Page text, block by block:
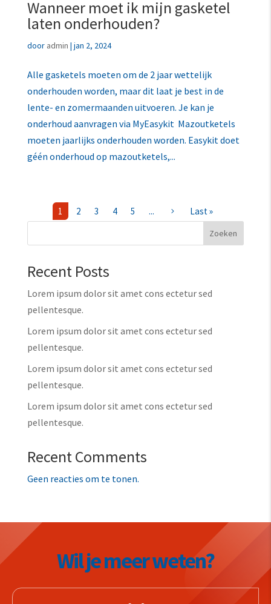
Wanneer moet ik mijn gasketel
laten onderhouden?
door admin | jan 2, 2024
Alle gasketels moeten om de 2 jaar wettelijk
onderhouden worden, maar dit laat je best in de
lente- en zomermaanden uitvoeren. Je kan je
onderhoud aanvragen via MyEasykit Mazoutketels
moeten jaarlijks onderhouden worden. Easykit doet
géén onderhoud op mazoutketels,...
1 2 3 4 5 ... 5 Last »
Zoeken
Recent Posts
Lorem ipsum dolor sit amet cons ectetur sed
pellentesque.
Lorem ipsum dolor sit amet cons ectetur sed
pellentesque.
Lorem ipsum dolor sit amet cons ectetur sed
pellentesque.
Lorem ipsum dolor sit amet cons ectetur sed
pellentesque.
Recent Comments
Geen reacties om te tonen.
Wil je meer weten?